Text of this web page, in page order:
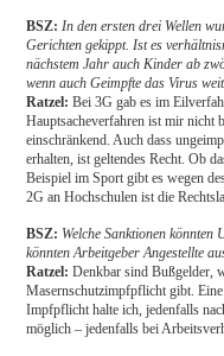
BSZ: In den ersten drei Wellen
Gerichten gekippt. Ist es
nächstem Jahr auch Kinder ab
wenn auch Geimpfte das Virus
Ratzel:Bei 3G gab es im
Hauptsacheverfahren ist mir nicht
einschränkend. Auch dass
erhalten, ist geltendes Recht. Ob
Beispiel im Sport gibt es wegen
2G an Hochschulen ist die
BSZ: Welche Sanktionen
könnten Arbeitgeber Angestellte
Ratzel: Denkbar sind Bußgelder,
Masernschutzimpfpflicht gibt.
Impfpflicht halte ich, jedenfalls
möglich – jedenfalls bei